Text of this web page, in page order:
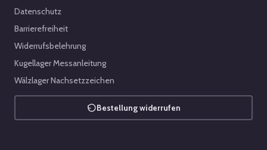
Datenschutz
Barrierefreiheit
Widerrufsbelehrung
Kugellager Messanleitung
Wälzlager Nachsetzzeichen
Bestellung widerrufen